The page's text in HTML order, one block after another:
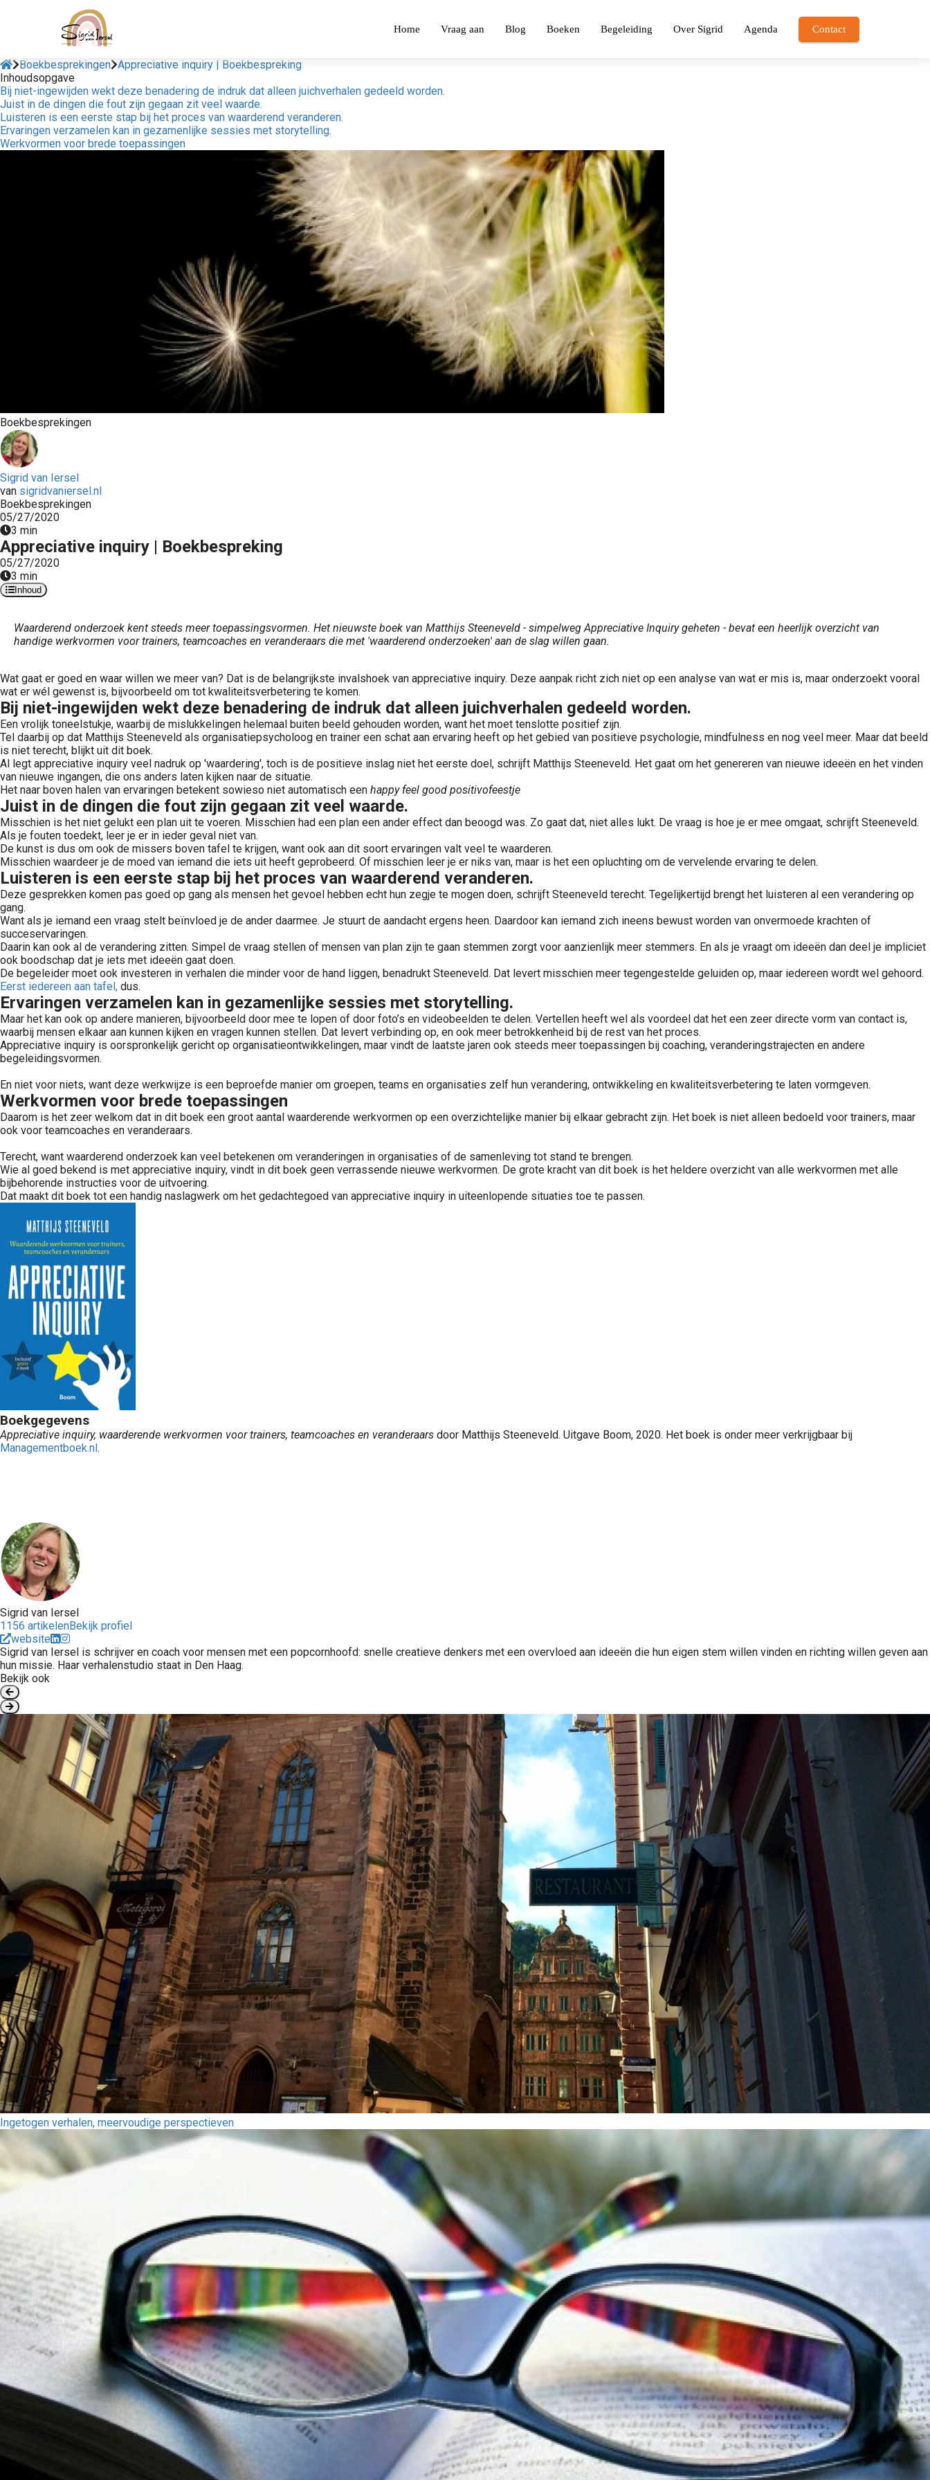
Home Vraag aan Blog Boeken Begeleiding Over Sigrid Agenda Contact
Boekbesprekingen Appreciative inquiry | Boekbespreking
Inhoudsopgave
Bij niet-ingewijden wekt deze benadering de indruk dat alleen juichverhalen gedeeld worden.
Juist in de dingen die fout zijn gegaan zit veel waarde.
Luisteren is een eerste stap bij het proces van waarderend veranderen.
Ervaringen verzamelen kan in gezamenlijke sessies met storytelling.
Werkvormen voor brede toepassingen
Boekbesprekingen
Sigrid van Iersel
van sigridvaniersel.nl
Boekbesprekingen
05/27/2020
3 min
Appreciative inquiry | Boekbespreking
05/27/2020
3 min
Inhoud
Waarderend onderzoek kent steeds meer toepassingsvormen. Het nieuwste boek van Matthijs Steeneveld - simpelweg Appreciative Inquiry geheten - bevat een heerlijk overzicht van
handige werkvormen voor trainers, teamcoaches en veranderaars die met 'waarderend onderzoeken' aan de slag willen gaan.
Wat gaat er goed en waar willen we meer van? Dat is de belangrijkste invalshoek van appreciative inquiry. Deze aanpak richt zich niet op een analyse van wat er mis is, maar onderzoekt vooral
wat er wél gewenst is, bijvoorbeeld om tot kwaliteitsverbetering te komen.
Bij niet-ingewijden wekt deze benadering de indruk dat alleen juichverhalen gedeeld worden.
Een vrolijk toneelstukje, waarbij de mislukkelingen helemaal buiten beeld gehouden worden, want het moet tenslotte positief zijn.
Tel daarbij op dat Matthijs Steeneveld als organisatiepsycholoog en trainer een schat aan ervaring heeft op het gebied van positieve psychologie, mindfulness en nog veel meer. Maar dat beeld
is niet terecht, blijkt uit dit boek.
Al legt appreciative inquiry veel nadruk op 'waardering', toch is de positieve inslag niet het eerste doel, schrijft Matthijs Steeneveld. Het gaat om het genereren van nieuwe ideeën en het vinden
van nieuwe ingangen, die ons anders laten kijken naar de situatie.
Het naar boven halen van ervaringen betekent sowieso niet automatisch een happy feel good positivofeestje
Juist in de dingen die fout zijn gegaan zit veel waarde.
Misschien is het niet gelukt een plan uit te voeren. Misschien had een plan een ander effect dan beoogd was. Zo gaat dat, niet alles lukt. De vraag is hoe je er mee omgaat, schrijft Steeneveld.
Als je fouten toedekt, leer je er in ieder geval niet van.
De kunst is dus om ook de missers boven tafel te krijgen, want ook aan dit soort ervaringen valt veel te waarderen.
Misschien waardeer je de moed van iemand die iets uit heeft geprobeerd. Of misschien leer je er niks van, maar is het een opluchting om de vervelende ervaring te delen.
Luisteren is een eerste stap bij het proces van waarderend veranderen.
Deze gesprekken komen pas goed op gang als mensen het gevoel hebben echt hun zegje te mogen doen, schrijft Steeneveld terecht. Tegelijkertijd brengt het luisteren al een verandering op
gang.
Want als je iemand een vraag stelt beïnvloed je de ander daarmee. Je stuurt de aandacht ergens heen. Daardoor kan iemand zich ineens bewust worden van onvermoede krachten of
succeservaringen.
Daarin kan ook al de verandering zitten. Simpel de vraag stellen of mensen van plan zijn te gaan stemmen zorgt voor aanzienlijk meer stemmers. En als je vraagt om ideeën dan deel je impliciet
ook boodschap dat je iets met ideeën gaat doen.
De begeleider moet ook investeren in verhalen die minder voor de hand liggen, benadrukt Steeneveld. Dat levert misschien meer tegengestelde geluiden op, maar iedereen wordt wel gehoord.
Eerst iedereen aan tafel, dus.
Ervaringen verzamelen kan in gezamenlijke sessies met storytelling.
Maar het kan ook op andere manieren, bijvoorbeeld door mee te lopen of door foto’s en videobeelden te delen. Vertellen heeft wel als voordeel dat het een zeer directe vorm van contact is,
waarbij mensen elkaar aan kunnen kijken en vragen kunnen stellen. Dat levert verbinding op, en ook meer betrokkenheid bij de rest van het proces.
Appreciative inquiry is oorspronkelijk gericht op organisatieontwikkelingen, maar vindt de laatste jaren ook steeds meer toepassingen bij coaching, veranderingstrajecten en andere
begeleidingsvormen.
En niet voor niets, want deze werkwijze is een beproefde manier om groepen, teams en organisaties zelf hun verandering, ontwikkeling en kwaliteitsverbetering te laten vormgeven.
Werkvormen voor brede toepassingen
Daarom is het zeer welkom dat in dit boek een groot aantal waarderende werkvormen op een overzichtelijke manier bij elkaar gebracht zijn. Het boek is niet alleen bedoeld voor trainers, maar
ook voor teamcoaches en veranderaars.
Terecht, want waarderend onderzoek kan veel betekenen om veranderingen in organisaties of de samenleving tot stand te brengen.
Wie al goed bekend is met appreciative inquiry, vindt in dit boek geen verrassende nieuwe werkvormen. De grote kracht van dit boek is het heldere overzicht van alle werkvormen met alle
bijbehorende instructies voor de uitvoering.
Dat maakt dit boek tot een handig naslagwerk om het gedachtegoed van appreciative inquiry in uiteenlopende situaties toe te passen.
Boekgegevens
Appreciative inquiry, waarderende werkvormen voor trainers, teamcoaches en veranderaars door Matthijs Steeneveld. Uitgave Boom, 2020. Het boek is onder meer verkrijgbaar bij
Managementboek.nl.
Sigrid van Iersel
1156 artikelenBekijk profiel
website
Sigrid van Iersel is schrijver en coach voor mensen met een popcornhoofd: snelle creatieve denkers met een overvloed aan ideeën die hun eigen stem willen vinden en richting willen geven aan
hun missie. Haar verhalenstudio staat in Den Haag.
Bekijk ook
Ingetogen verhalen, meervoudige perspectieven